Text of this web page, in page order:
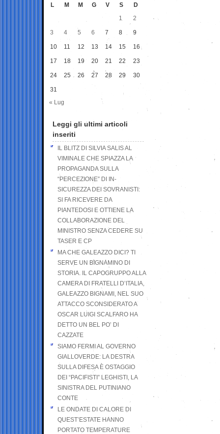
L M M G V S
D
1
2
3 4 5 6 7 8 9
10 11 12 13 14 15 16
17 18 19 20 21 22 23
24 25 26 27 28 29 30
31
« Lug
Leggi gli ultimi articoli
inseriti
IL BLITZ DI SILVIA SALIS AL
VIMINALE CHE SPIAZZA LA
PROPAGANDA SULLA
“PERCEZIONE” DI IN-
SICUREZZA DEI SOVRANISTI:
SI FA RICEVERE DA
PIANTEDOSI E OTTIENE LA
COLLABORAZIONE DEL
MINISTRO SENZA CEDERE SU
TASER E CP
MA CHE GALEAZZO DICI? TI
SERVE UN BIGNAMINO DI
STORIA. IL CAPOGRUPPO ALLA
CAMERA DI FRATELLI D’ITALIA,
GALEAZZO BIGNAMI, NEL SUO
ATTACCO SCONSIDERATO A
OSCAR LUIGI SCALFARO HA
DETTO UN BEL PO’ DI
CAZZATE
SIAMO FERMI AL GOVERNO
GIALLOVERDE: LA DESTRA
SULLA DIFESA È OSTAGGIO
DEI “PACIFISTI” LEGHISTI, LA
SINISTRA DEL PUTINIANO
CONTE
LE ONDATE DI CALORE DI
QUEST’ESTATE HANNO
PORTATO TEMPERATURE